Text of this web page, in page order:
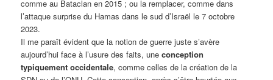
comme au Bataclan en 2015 ; ou la remplacer, comme dans
l’attaque surprise du Hamas dans le sud d’Israël le 7 octobre
2023.
Il me paraît évident que la notion de guerre juste s’avère
aujourd’hui face à l’usure des faits, uneconception
typiquement occidentale, comme celles de la création de la